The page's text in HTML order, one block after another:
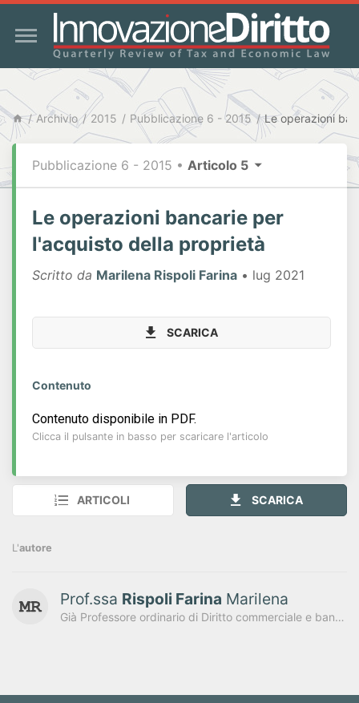
Archivio 2015 Pubblicazione 6 - 2015
Pubblicazione 6 - 2015 • Articolo 5
Le operazioni bancarie per
l'acquisto della proprietà
Scritto da Marilena Rispoli Farina • lug 2021
SCARICA
Contenuto
Contenuto disponibile in PDF.
Clicca il pulsante in basso per scaricare l'articolo
ARTICOLI SCARICA
L'autore
Prof.ssa Rispoli Farina Marilena
Già Professore ordinario di Diritto commerciale e bancario presso l'Università degli Studi di Napoli "Federico II"